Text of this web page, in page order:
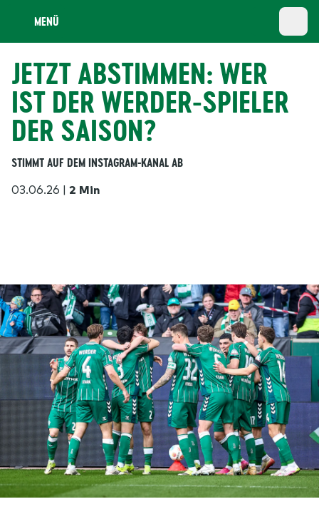
MENÜ
JETZT ABSTIMMEN: WER
IST DER WERDER-SPIELER
DER SAISON?
STIMMT AUF DEM INSTAGRAM-KANAL AB
03.06.26 | 2 Min